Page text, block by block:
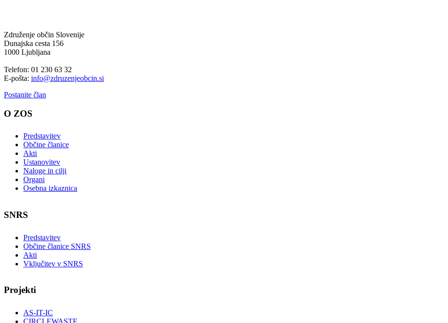
Združenje občin Slovenije
Dunajska cesta 156
1000 Ljubljana
Telefon: 01 230 63 32
E-pošta: info@zdruzenjeobcin.si
Postanite član
O ZOS
Predstavitev
Občine članice
Akti
Ustanovitev
Naloge in cilji
Organi
Osebna izkaznica
SNRS
Predstavitev
Občine članice SNRS
Akti
Vključitev v SNRS
Projekti
AS-IT-IC